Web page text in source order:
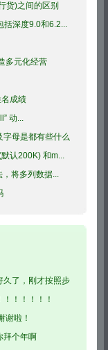
货)之间的区别
括深度9.0和6.2...
多元化经营
成绩
动...
字母是都有些什么
默认200K) 和m...
将多列数据...
久了，刚才按照步
！！！！！
谢啦！
拜个年啊